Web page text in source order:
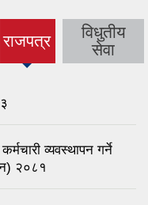
राजपत्र
(active
tab)
विधुतीय
सेवा
व्यवस्थापन गर्ने
२०८१